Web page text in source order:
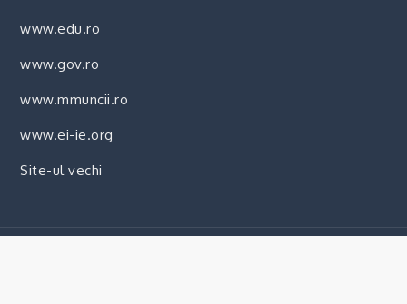
www.edu.ro
www.gov.ro
www.mmuncii.ro
www.ei-ie.org
Site-ul vechi